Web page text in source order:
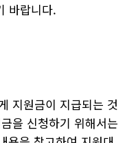
바랍니다.
지원금이 지급되는 것
을 신청하기 위해서는